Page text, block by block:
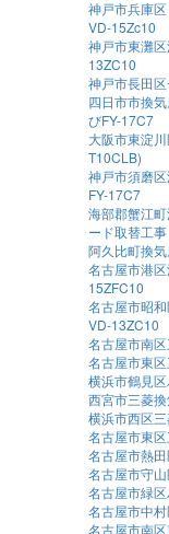
神戸市兵庫
VD-15Zc10
神戸市東灘
13ZC10
神戸市長田
四日市市換
びFY-17C7
大阪市東淀
T10CLB)
神戸市須磨
FY-17C7
海部郡蟹江
ード取替工事
阿久比町換
名古屋市港
15ZFC10
名古屋市昭
VD-13ZC10
名古屋市南
名古屋市東
横浜市鶴見
西宮市三菱
横浜市西区
名古屋市東
名古屋市熱
名古屋市守
名古屋市緑
名古屋市中
名古屋市南